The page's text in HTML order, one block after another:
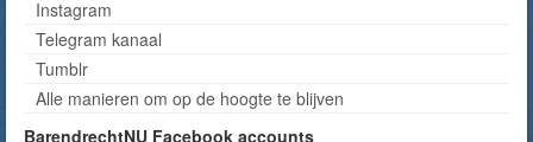
Instagram
Telegram kanaal
Tumblr
Alle manieren om op de hoogte te blijven
BarendrechtNU Facebook accounts